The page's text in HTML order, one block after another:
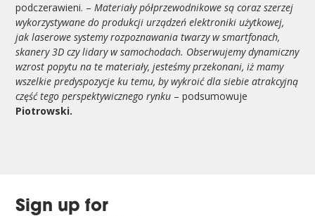
podczerawieni. –Materiały półprzewodnikowe są coraz szerzej
wykorzystywane do produkcji urządzeń elektroniki użytkowej,
jak laserowe systemy rozpoznawania twarzy w smartfonach,
skanery 3D czy lidary w samochodach. Obserwujemy dynamiczny
wzrost popytu na te materiały, jesteśmy przekonani, iż mamy
wszelkie predyspozycje ku temu, by wykroić dla siebie atrakcyjną
część tego perspektywicznego rynku – podsumowuje
Piotrowski.
Sign up for